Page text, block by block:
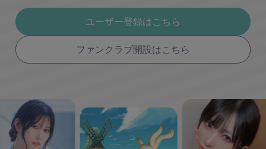
ユーザー登録はこちら
ファンクラブ開設はこちら